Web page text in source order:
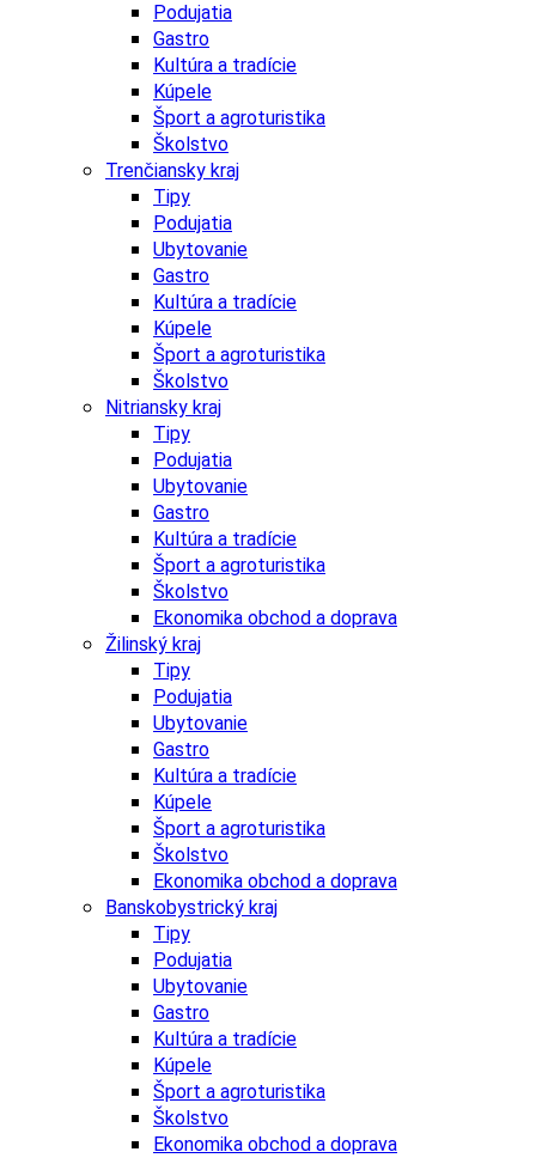
Podujatia
Gastro
Kultúra a tradície
Kúpele
Šport a agroturistika
Školstvo
Trenčiansky kraj
Tipy
Podujatia
Ubytovanie
Gastro
Kultúra a tradície
Kúpele
Šport a agroturistika
Školstvo
Nitriansky kraj
Tipy
Podujatia
Ubytovanie
Gastro
Kultúra a tradície
Šport a agroturistika
Školstvo
Ekonomika obchod a doprava
Žilinský kraj
Tipy
Podujatia
Ubytovanie
Gastro
Kultúra a tradície
Kúpele
Šport a agroturistika
Školstvo
Ekonomika obchod a doprava
Banskobystrický kraj
Tipy
Podujatia
Ubytovanie
Gastro
Kultúra a tradície
Kúpele
Šport a agroturistika
Školstvo
Ekonomika obchod a doprava